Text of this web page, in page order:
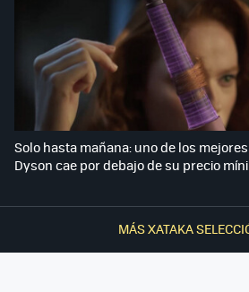
MÁS XATAKA
Solo hasta mañana: uno de los
Dyson cae por debajo de su precio